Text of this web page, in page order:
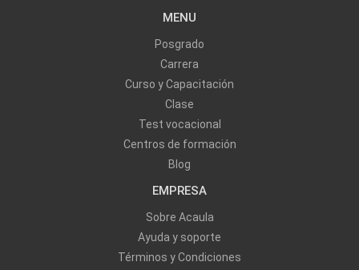
MENU
Posgrado
Carrera
Curso y Capacitación
Clase
Test vocacional
Centros de formación
Blog
EMPRESA
Sobre Acaula
Ayuda y soporte
Términos y Condiciones